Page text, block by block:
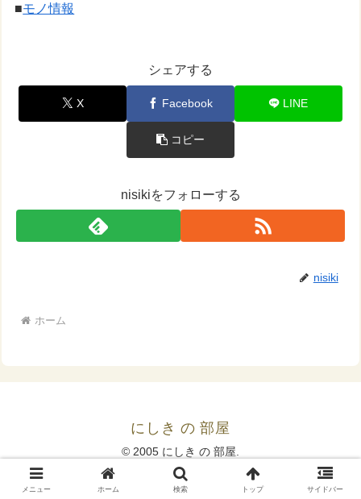
■モノ情報
シェアする
X Facebook LINE
コピー
nisikiをフォローする
nisiki
ホーム
にしき の 部屋
© 2005 にしき の 部屋.
メニュー ホーム 検索 トップ サイドバー